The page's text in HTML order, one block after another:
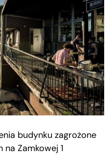
budynku zagrożone
Zamkowej 1